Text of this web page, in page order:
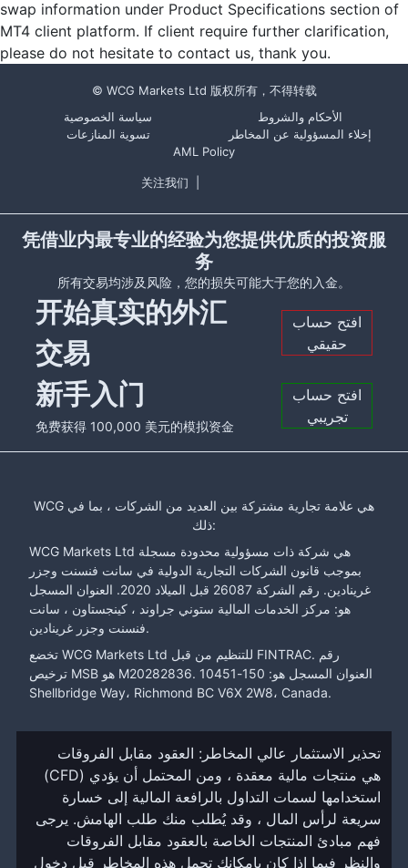
swap information under Product Specifications section of
MT4 client platform. If client require further clarification,
please do not hesitate to contact us, thank you.
© WCG Markets Ltd 版权所有，不得转载
سياسة الخصوصية
الأحكام والشروط
تسوية المنازعات
إخلاء المسؤولية عن المخاطر
AML Policy
关注我们
凭借业内最专业的经验为您提供优质的投资服
务
所有交易均涉及风险，您的损失可能大于您的入金。
开始真实的外汇
交易
افتح حساب
حقيقي
新手入门
免费获得 100,000 美元的模拟资金
افتح حساب
تجريبي
WCG هي علامة تجارية مشتركة بين العديد من الشركات ، بما في
ذلك:
WCG Markets Ltd هي شركة ذات مسؤولية محدودة مسجلة
بموجب قانون الشركات التجارية الدولية في سانت فنسنت وجزر
غرينادين. رقم الشركة 26087 قبل الميلاد 2020. العنوان المسجل
هو: مركز الخدمات المالية ستوني جراوند ، كينجستاون ، سانت
فنسنت وجزر غرينادين.
تخضع WCG Markets Ltd للتنظيم من قبل FINTRAC. رقم
ترخيص MSB هو M20282836. العنوان المسجل هو: 150-10451
Shellbridge Way، Richmond BC V6X 2W8، Canada.
تحذير الاستثمار عالي المخاطر: العقود مقابل الفروقات
(CFD) هي منتجات مالية معقدة ، ومن المحتمل أن يؤدي
استخدامها لسمات التداول بالرافعة المالية إلى خسارة
سريعة لرأس المال ، وقد يُطلب منك طلب الهامش. يرجى
فهم مبادئ المنتجات الخاصة بالعقود مقابل الفروقات
والنظر فيما إذا كان بإمكانك تحمل هذه المخاطر قبل دخول